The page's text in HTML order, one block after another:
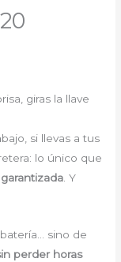
giras la llave
si llevas a tus
lo único que
. Y
sino de
perder horas